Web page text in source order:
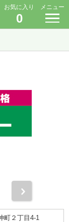
お気に入り
0
メニュー
町２丁目4-1